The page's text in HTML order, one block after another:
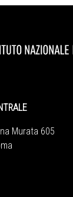
Murata 605